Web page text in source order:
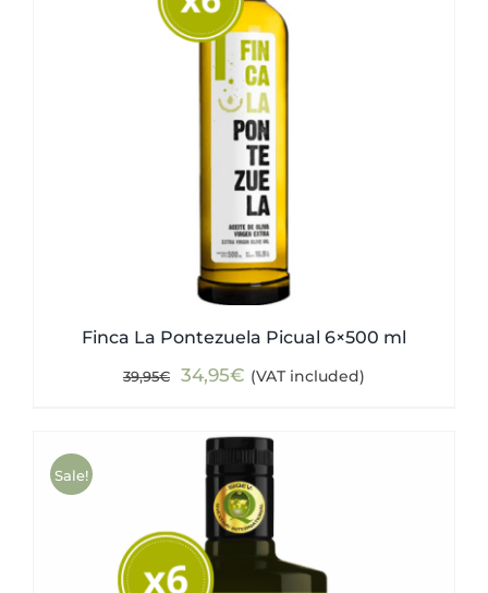
Finca La Pontezuela Picual 6×500 ml
39,95€
Original
was:
39,95€.
34,95€ Current
is:
34,95€.
(VAT included)
Sale!